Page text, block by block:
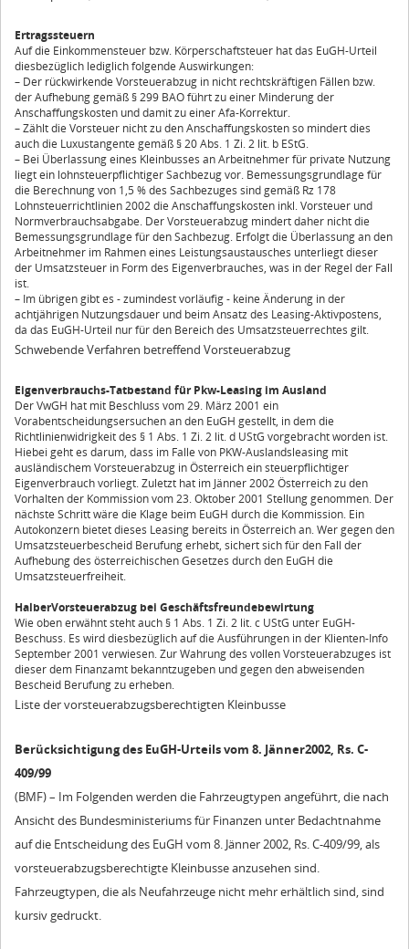
Ertragssteuern
Auf die Einkommensteuer bzw. Körperschaftsteuer hat das EuGH-Urteil
diesbezüglich lediglich folgende Auswirkungen:
– Der rückwirkende Vorsteuerabzug in nicht rechtskräftigen Fällen bzw.
der Aufhebung gemäß § 299 BAO führt zu einer Minderung der
Anschaffungskosten und damit zu einer Afa-Korrektur.
– Zählt die Vorsteuer nicht zu den Anschaffungskosten so mindert dies
auch die Luxustangente gemäß § 20 Abs. 1 Zi. 2 lit. b EStG.
– Bei Überlassung eines Kleinbusses an Arbeitnehmer für private Nutzung
liegt ein lohnsteuerpflichtiger Sachbezug vor. Bemessungsgrundlage für
die Berechnung von 1,5 % des Sachbezuges sind gemäß Rz 178
Lohnsteuerrichtlinien 2002 die Anschaffungskosten inkl. Vorsteuer und
Normverbrauchsabgabe. Der Vorsteuerabzug mindert daher nicht die
Bemessungsgrundlage für den Sachbezug. Erfolgt die Überlassung an den
Arbeitnehmer im Rahmen eines Leistungsaustausches unterliegt dieser
der Umsatzsteuer in Form des Eigenverbrauches, was in der Regel der Fall
ist.
– Im übrigen gibt es - zumindest vorläufig - keine Änderung in der
achtjährigen Nutzungsdauer und beim Ansatz des Leasing-Aktivpostens,
da das EuGH-Urteil nur für den Bereich des Umsatzsteuerrechtes gilt.
Schwebende Verfahren betreffend Vorsteuerabzug
Eigenverbrauchs-Tatbestand für Pkw-Leasing im Ausland
Der VwGH hat mit Beschluss vom 29. März 2001 ein
Vorabentscheidungsersuchen an den EuGH gestellt, in dem die
Richtlinienwidrigkeit des § 1 Abs. 1 Zi. 2 lit. d UStG vorgebracht worden ist.
Hiebei geht es darum, dass im Falle von PKW-Auslandsleasing mit
ausländischem Vorsteuerabzug in Österreich ein steuerpflichtiger
Eigenverbrauch vorliegt. Zuletzt hat im Jänner 2002 Österreich zu den
Vorhalten der Kommission vom 23. Oktober 2001 Stellung genommen. Der
nächste Schritt wäre die Klage beim EuGH durch die Kommission. Ein
Autokonzern bietet dieses Leasing bereits in Österreich an. Wer gegen den
Umsatzsteuerbescheid Berufung erhebt, sichert sich für den Fall der
Aufhebung des österreichischen Gesetzes durch den EuGH die
Umsatzsteuerfreiheit.
HalberVorsteuerabzug bei Geschäftsfreundebewirtung
Wie oben erwähnt steht auch § 1 Abs. 1 Zi. 2 lit. c UStG unter EuGH-
Beschuss. Es wird diesbezüglich auf die Ausführungen in der Klienten-Info
September 2001 verwiesen. Zur Wahrung des vollen Vorsteuerabzuges ist
dieser dem Finanzamt bekanntzugeben und gegen den abweisenden
Bescheid Berufung zu erheben.
Liste der vorsteuerabzugsberechtigten Kleinbusse
Berücksichtigung des EuGH-Urteils vom 8. Jänner2002, Rs. C-
409/99
(BMF) – Im Folgenden werden die Fahrzeugtypen angeführt, die nach
Ansicht des Bundesministeriums für Finanzen unter Bedachtnahme
auf die Entscheidung des EuGH vom 8. Jänner 2002, Rs. C-409/99, als
vorsteuerabzugsberechtigte Kleinbusse anzusehen sind.
Fahrzeugtypen, die als Neufahrzeuge nicht mehr erhältlich sind, sind
kursiv gedruckt.